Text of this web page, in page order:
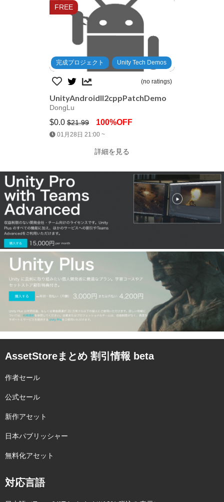
FREE
完成プロジェクト Unity Tech Demos
(no ratings)
UnityAndroidIl2cppPatchDemo
DongLu
$0.0 $21.99 100%OFF
01月28日 21:00 ~
詳細を見る
AssetStoreまとめ 割引情報 beta
作者セール
公式セール
新作アセット
日本パブリッシャー
無料化アセット
対応言語